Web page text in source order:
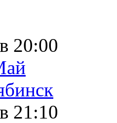
20:00
в 21:10